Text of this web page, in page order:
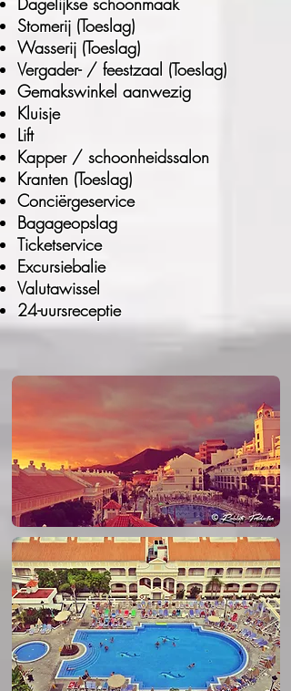
Stomerij (Toeslag)
Wasserij (Toeslag)
Vergader- / feestzaal (Toeslag)
Gemakswinkel aanwezig
Kluisje
Lift
Kapper / schoonheidssalon
Kranten (Toeslag)
Conciërgeservice
Bagageopslag
Ticketservice
Excursiebalie
Valutawissel
24-uursreceptie